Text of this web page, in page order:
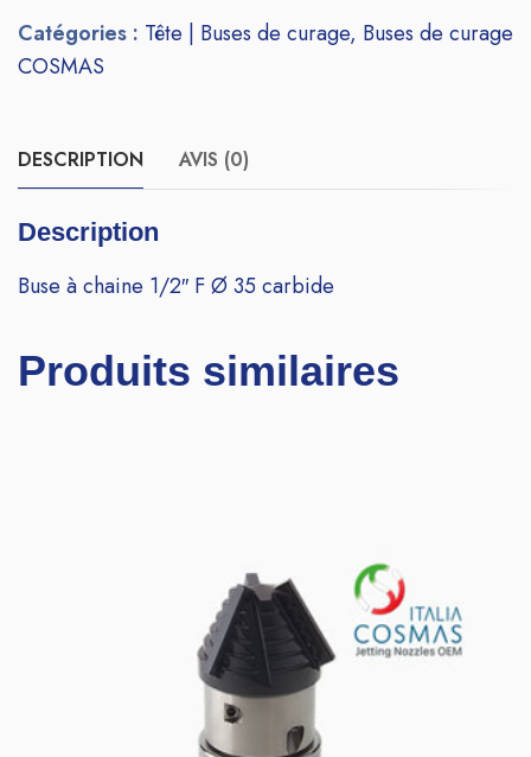
Catégories : Tête | Buses de curage, Buses de curage
COSMAS
DESCRIPTION AVIS (0)
Description
Buse à chaine 1/2″ F Ø 35 carbide
Produits similaires